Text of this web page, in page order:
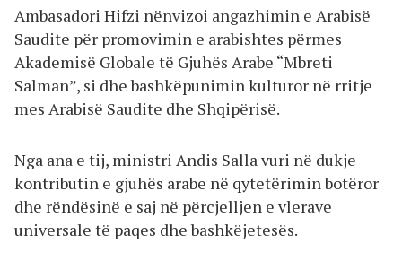
Ambasadori Hifzi nënvizoi angazhimin e Arabisë
Saudite për promovimin e arabishtes përmes
Akademisë Globale të Gjuhës Arabe “Mbreti
Salman”, si dhe bashkëpunimin kulturor në rritje
mes Arabisë Saudite dhe Shqipërisë.
Nga ana e tij, ministri Andis Salla vuri në dukje
kontributin e gjuhës arabe në qytetërimin botëror
dhe rëndësinë e saj në përcjelljen e vlerave
universale të paqes dhe bashkëjetesës.